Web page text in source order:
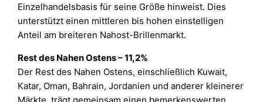
Einzelhandelsbasis für seine Größe hinweist. Dies
unterstützt einen mittleren bis hohen einstelligen
Anteil am breiteren Nahost-Brillenmarkt.
Rest des Nahen Ostens – 11,2%
Der Rest des Nahen Ostens, einschließlich Kuwait,
Katar, Oman, Bahrain, Jordanien und anderer kleinerer